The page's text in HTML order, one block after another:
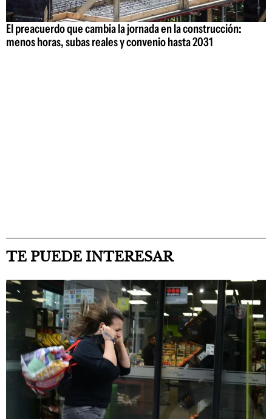
El preacuerdo que cambia la jornada en la construcción:
menos horas, subas reales y convenio hasta 2031
TE PUEDE INTERESAR